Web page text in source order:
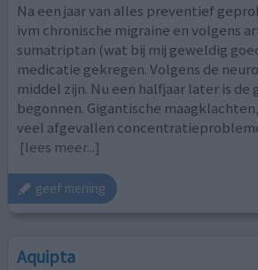
Na een jaar van alles preventief
ivm chronische migraine en volgens
sumatriptan (wat bij mij geweldig
medicatie gekregen. Volgens de
middel zijn. Nu een halfjaar later is de
begonnen. Gigantische
veel afgevallen
[lees meer...]
geef mening
Aquipta